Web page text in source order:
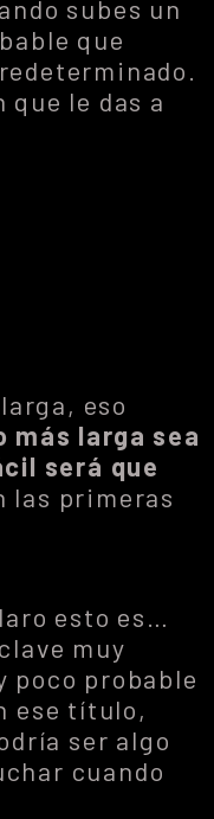
subes un
que
que le das a
eso
más larga sea
será que
las primeras
esto es…
muy
poco probable
ese título,
ser algo
cuando